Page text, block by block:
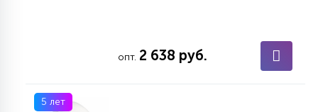
опт. 2 638 руб.
5 лет